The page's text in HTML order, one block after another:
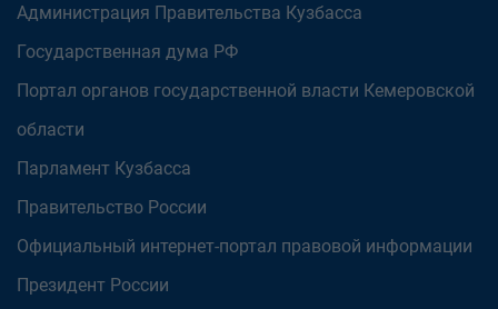
Администрация Правительства Кузбасса
Государственная дума РФ
Портал органов государственной власти Кемеровской
области
Парламент Кузбасса
Правительство России
Официальный интернет-портал правовой информации
Президент России